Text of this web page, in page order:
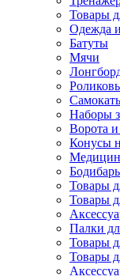
Товары
Одежда и
Батуты
Мячи
Наборы
Ворота и
Конусы
Товары
Товары
Палки
Товары
Товары